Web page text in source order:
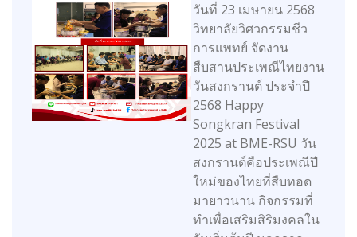
วันที่ 23 เมษายน 2568
วิทยาลัยวิศวกรรมชีว
การแพทย์ จัดงาน
สืบสานประเพณีไทยงาน
วันสงกรานต์ ประจำปี
2568 Happy
Songkran Festival
2025 at BME-RSU วัน
สงกรานต์คือประเพณีปี
ใหม่ของไทยที่สืบทอด
มายาวนาน กิจกรรมที่
ทำเพื่อเสริมสิริมงคลใน